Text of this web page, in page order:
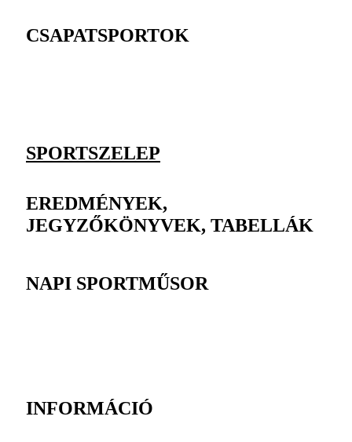
CSAPATSPORTOK
SPORTSZELEP
EREDMÉNYEK,
JEGYZŐKÖNYVEK, TABELLÁK
NAPI SPORTMŰSOR
INFORMÁCIÓ